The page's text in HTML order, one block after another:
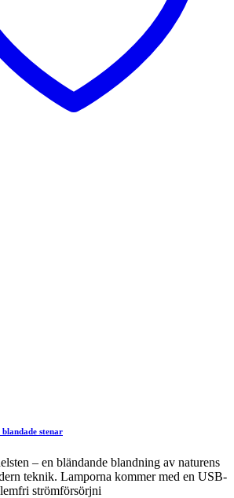
blandade stenar
– en bländande blandning av naturens
teknik. Lamporna kommer med en USB-
strömförsörjni